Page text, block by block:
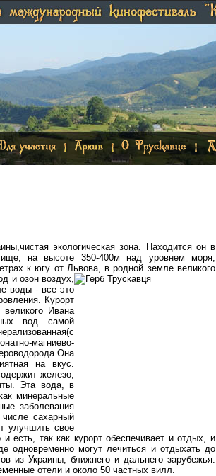
экологическая зона. Находится он в
на высоте 350-400м над уровнем моря,
к югу от Львова, в родной земле великого
и озон воздух,
воды - все это
Курорт
Ивана
вод самой
магниево-
на вкус.
железо,
Эта вода, в
минеральные
заболевания
сахарный
улучшить свое
есть, так как курорт обеспечивает и отдых, и
одновременно могут лечиться и отдыхать до
из Украины, ближнего и дальнего зарубежья.
отели и около 50 частных вилл.